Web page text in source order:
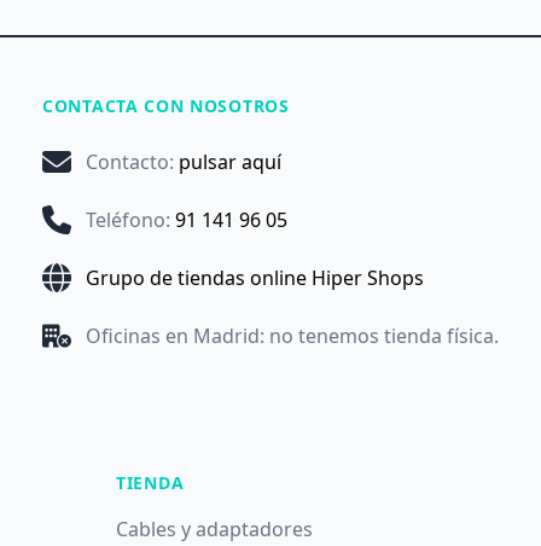
CONTACTA CON NOSOTROS
Contacto: pulsar aquí
Teléfono: 91 141 96 05
Grupo de tiendas online Hiper Shops
Oficinas en Madrid: no tenemos tienda física.
TIENDA
Cables y adaptadores